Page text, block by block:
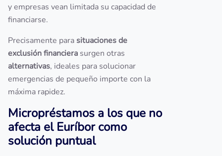
y empresas vean limitada su capacidad de
financiarse.
Precisamente parasituaciones de
exclusión financiera surgen otras
alternativas, ideales para solucionar
emergencias de pequeño importe con la
máxima rapidez.
Micropréstamos a los que no
afecta el Euríbor como
solución puntual